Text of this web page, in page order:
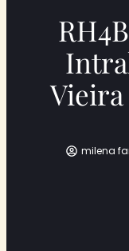
milena